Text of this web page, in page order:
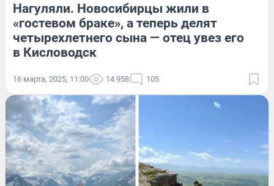
Нагуляли. Новосибирцы жили в
«гостевом браке», а теперь делят
четырехлетнего сына — отец увез его
в Кисловодск
16 марта, 2025, 11:00 14 958 105